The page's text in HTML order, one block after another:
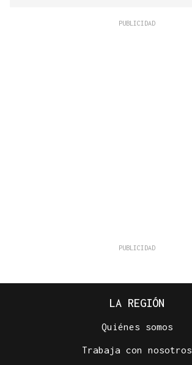
LA REGIÓN
Quiénes somos
Trabaja con nosotros